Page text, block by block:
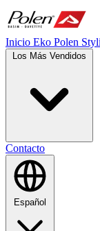
Inicio Eko Polen
Contacto